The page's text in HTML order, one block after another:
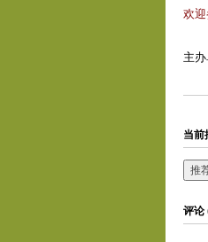
欢
主办
当前
推
评论